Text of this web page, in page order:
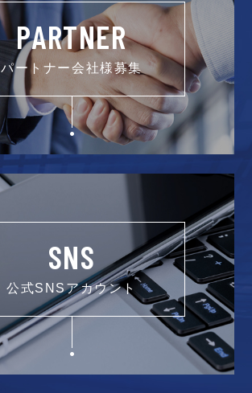
PARTNER
パートナー会社様募集
SNS
公式SNSアカウント